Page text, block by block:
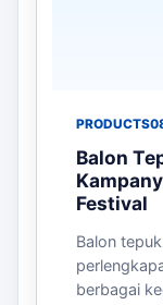
PRODUCTS
Balon
Festival
Balon
berbagai